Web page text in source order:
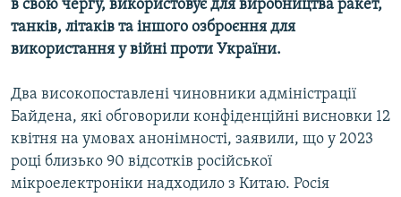
в свою чергу, використовує для виробництва ракет,
танків, літаків та іншого озброєння для
використання у війні проти України.
Два високопоставлені чиновники адміністрації
Байдена, які обговорили конфіденційні висновки 12
квітня на умовах анонімності, заявили, що у 2023
році близько 90 відсотків російської
мікроелектроніки надходило з Китаю. Росія